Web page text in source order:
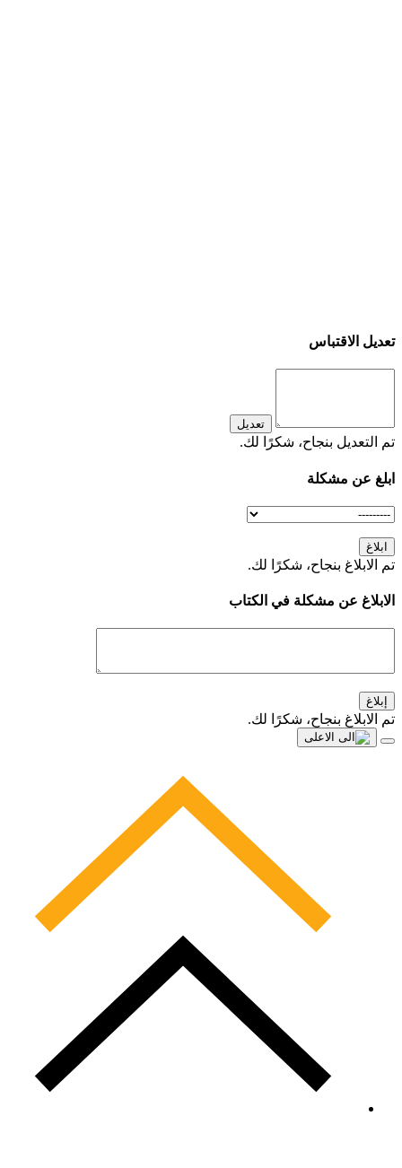
تعديل الاقتباس
تعديل
تم التعديل بنجاح، شكرًا لك.
ابلغ عن مشكلة
ابلاغ
تم الابلاغ بنجاح، شكرًا لك.
الابلاغ عن مشكلة في الكتاب
إبلاغ
تم الابلاغ بنجاح، شكرًا لك.